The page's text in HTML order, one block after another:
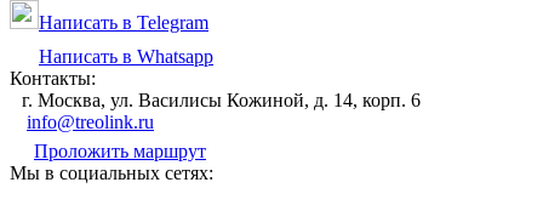
Написать в Telegram
Написать в Whatsapp
Контакты:
г. Москва, ул. Василисы Кожиной, д. 14, корп. 6
info@treolink.ru
Проложить маршрут
Мы в социальных сетях: